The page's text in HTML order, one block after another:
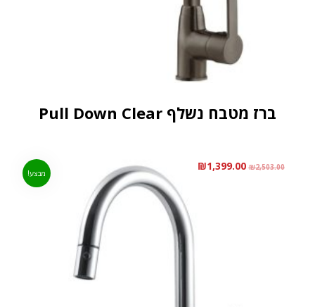
ברז מטבח נשלף Pull Down Clear
₪2,503.00
₪1,399.00
מבצע!